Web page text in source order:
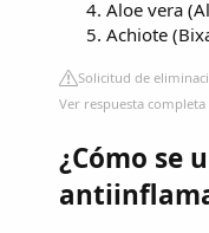
Aloe vera
Achiote
Solicitud de
Ver respuesta
¿Cómo se